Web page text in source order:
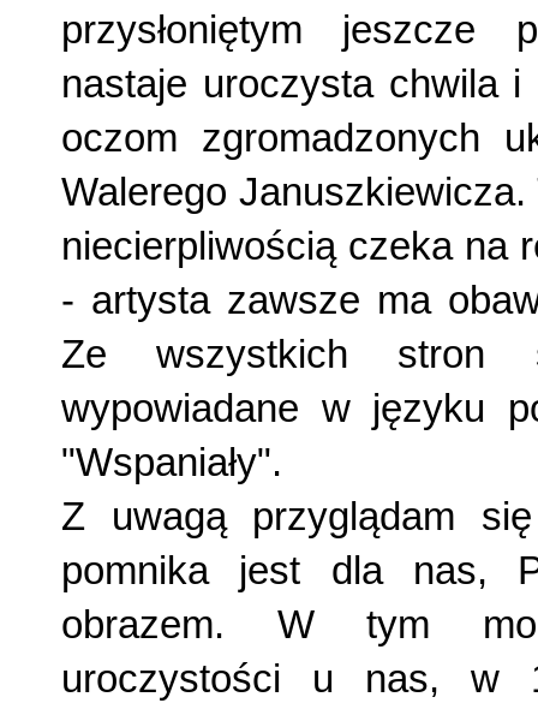
przysłoniętym jeszcze
nastaje uroczysta chwila i
oczom zgromadzonych
Walerego
niecierp­liwością czeka na
- artysta zawsze ma
Ze wszystkich stron
wypowiadane w języku
"Wspaniały".
Z uwagą przyglądam
pomnika jest dla nas,
obrazem. W tym
uroczystości u nas, w